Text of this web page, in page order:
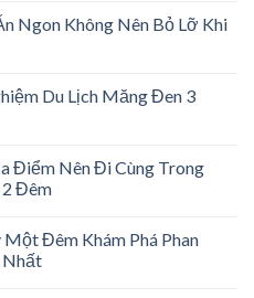
Ngon Không Nên Bỏ Lỡ Khi
Du Lịch Măng Đen 3
Điểm Nên Đi Cùng Trong
2 Đêm
Đêm Khám Phá Phan